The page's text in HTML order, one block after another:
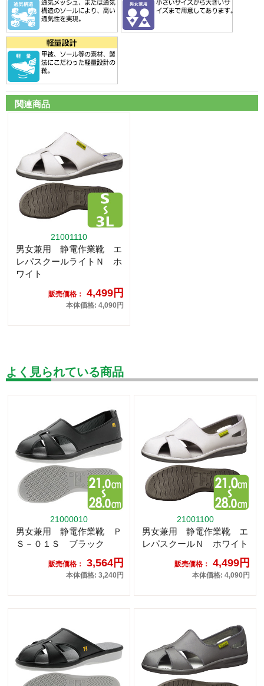
関連商品
21001110
男女兼用 静電作業靴 エ
レパスクールライトＮ ホ
ワイト
販売価格： 4,499円
本体価格: 4,090円
よく見られている商品
21000010
男女兼用 静電作業靴 Ｐ
Ｓ－０１Ｓ ブラック
販売価格： 3,564円
本体価格: 3,240円
21001100
男女兼用 静電作業靴 エ
レパスクールＮ ホワイト
販売価格： 4,499円
本体価格: 4,090円